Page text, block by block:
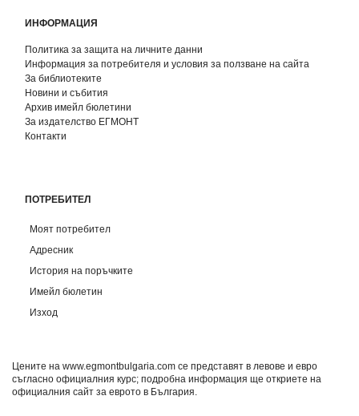
ИНФОРМАЦИЯ
Политика за защита на личните данни
Информация за потребителя и условия за ползване на сайта
За библиотеките
Новини и събития
Архив имейл бюлетини
За издателство ЕГМОНТ
Контакти
ПОТРЕБИТЕЛ
Моят потребител
Адресник
История на поръчките
Имейл бюлетин
Изход
Цените на www.egmontbulgaria.com се представят в левове и евро
съгласно официалния курс; подробна информация ще откриете на
официалния сайт за еврото в България